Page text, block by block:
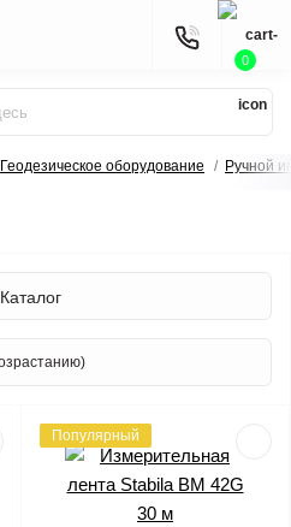
0
Геодезическое оборудование Ручной
Каталог
Популярный